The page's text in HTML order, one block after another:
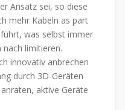
Ansatz sei, so diese
mehr Kabeln as part
was selbst immer
limitieren.
innovativ anbrechen
durch 3D-Geräten
aktive Geräte